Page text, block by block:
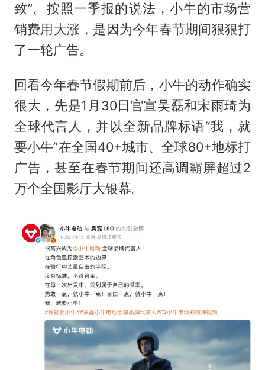
致”。按照一季报的说法，小牛的市场营
销费用大涨，是因为今年春节期间狠狠打
了一轮广告。
回看今年春节假期前后，小牛的动作确实
很大，先是1月30日官宣吴磊和宋雨琦为
全球代言人，并以全新品牌标语“我，就
要小牛”在全国40+城市、全球80+地标打
广告，甚至在春节期间还高调霸屏超过2
万个全国影厅大银幕。